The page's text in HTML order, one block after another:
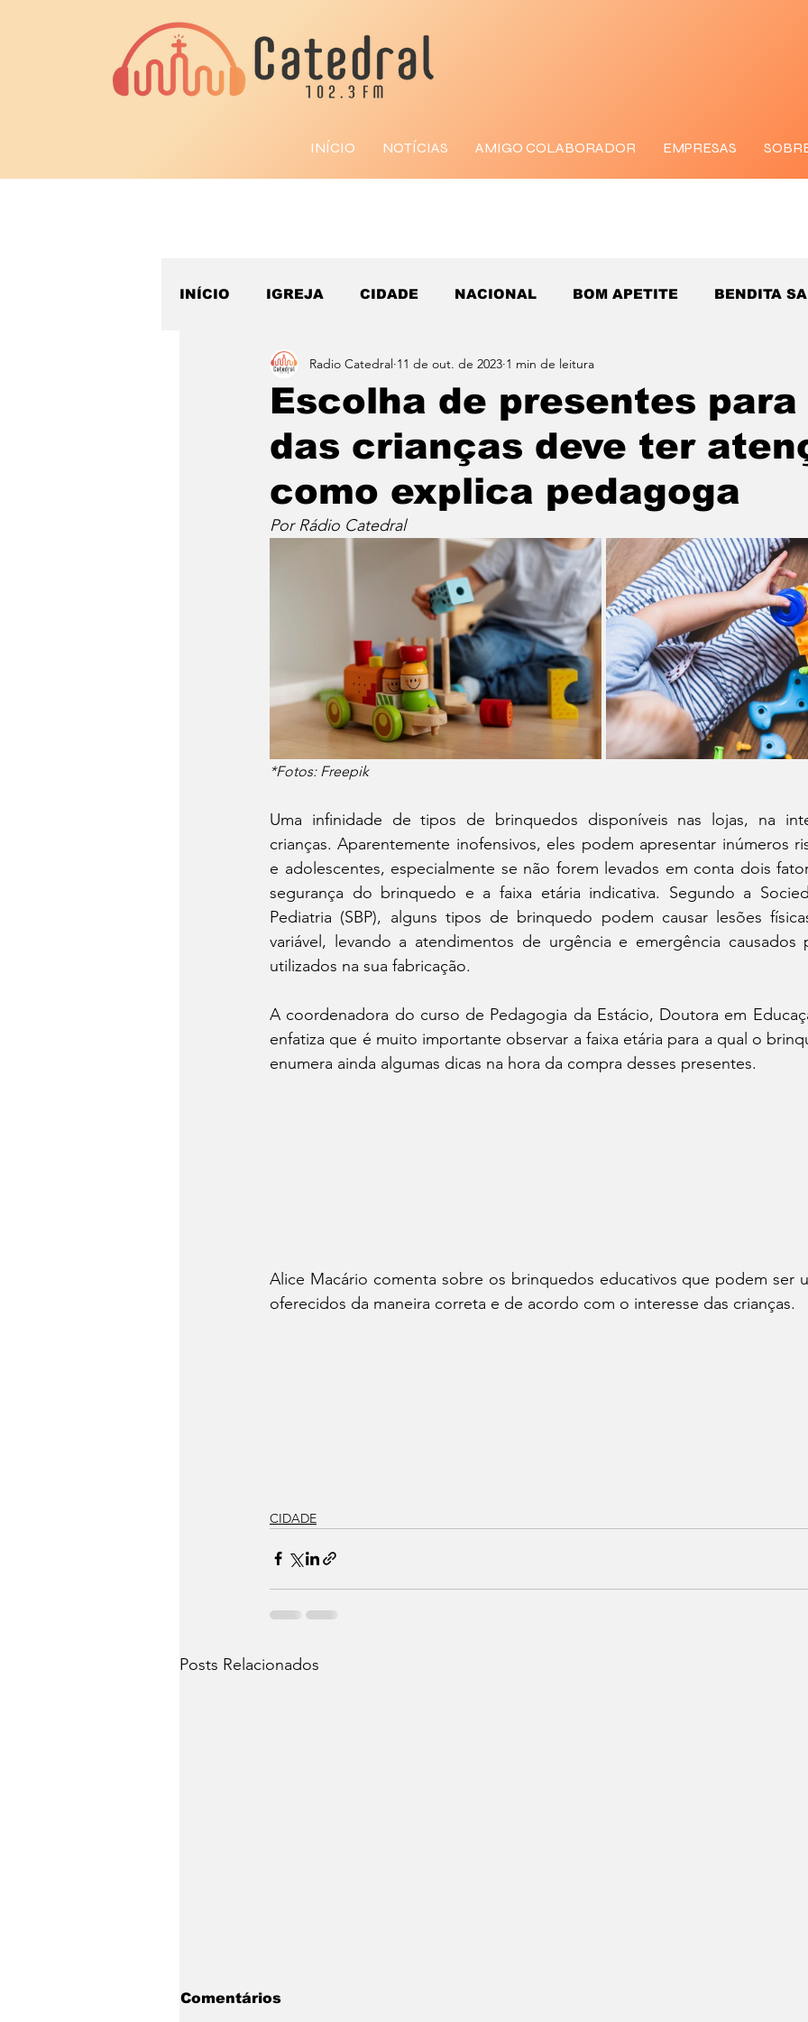
INÍCIO NOTÍCIAS AMIGO COLABORADOR EMPRESAS
INÍCIO IGREJA CIDADE NACIONAL BOM APETITE BENDITA
ESPORTE
Escolha de presentes para
das crianças deve ter
como explica pedagoga
Radio Catedral 11 de out. de 2023 1 min de leitura
Por Rádio Catedral
*Fotos: Freepik
Uma infinidade de tipos de brinquedos disponíveis nas lojas, na
crianças. Aparentemente inofensivos, eles podem apresentar inúmeros
e adolescentes, especialmente se não forem levados em conta dois
segurança do brinquedo e a faixa etária indicativa. Segundo a
Pediatria (SBP), alguns tipos de brinquedo podem causar lesões
variável, levando a atendimentos de urgência e emergência causados
utilizados na sua fabricação.
A coordenadora do curso de Pedagogia da Estácio, Doutora em
enfatiza que é muito importante observar a faixa etária para a qual o
enumera ainda algumas dicas na hora da compra desses presentes.
Alice Macário comenta sobre os brinquedos educativos que podem ser
oferecidos da maneira correta e de acordo com o interesse das crianças.
CIDADE
Posts Relacionados
Comentários